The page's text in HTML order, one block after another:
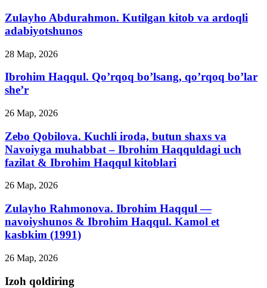
Zulayho Abdurahmon. Kutilgan kitob va ardoqli
adabiyotshunos
28 Мар, 2026
Ibrohim Haqqul. Qo’rqoq bo’lsang, qo’rqoq bo’lar
she’r
26 Мар, 2026
Zebo Qobilova. Kuchli iroda, butun shaxs va
Navoiyga muhabbat – Ibrohim Haqquldagi uch
fazilat & Ibrohim Haqqul kitoblari
26 Мар, 2026
Zulayho Rahmonova. Ibrohim Haqqul —
navoiyshunos & Ibrohim Haqqul. Kamol et
kasbkim (1991)
26 Мар, 2026
Izoh qoldiring